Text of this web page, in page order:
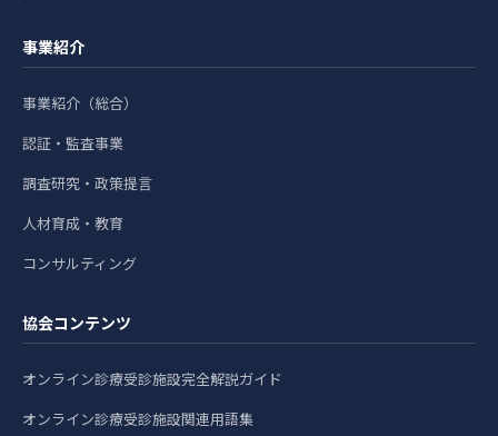
事業紹介
事業紹介（総合）
認証・監査事業
調査研究・政策提言
人材育成・教育
コンサルティング
協会コンテンツ
オンライン診療受診施設完全解説ガイド
オンライン診療受診施設関連用語集